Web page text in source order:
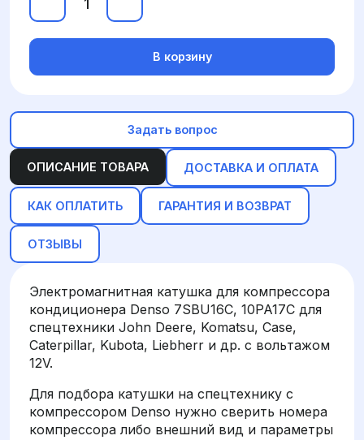
ОПИСАНИЕ ТОВАРА ДОСТАВКА И ОПЛАТА
КАК ОПЛАТИТЬ ГАРАНТИЯ И ВОЗВРАТ
ОТЗЫВЫ
Электромагнитная катушка для компрессора
кондиционера Denso 7SBU16C, 10PA17C для
спецтехники John Deere, Komatsu, Case,
Caterpillar, Kubota, Liebherr и др. с вольтажом
12V.
Для подбора катушки на спецтехнику с
компрессором Denso нужно сверить номера
компрессора либо внешний вид и параметры
В корзину
Задать вопрос